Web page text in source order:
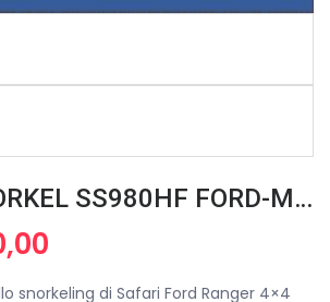
SAFARI SNORKEL SS980HF FORD-MAZDA DAL 2012 IN POI
snorkeling di Safari Ford Ranger 4×4